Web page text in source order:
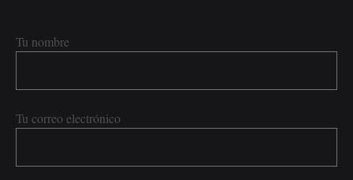
Tu nombre
Tu correo electrónico